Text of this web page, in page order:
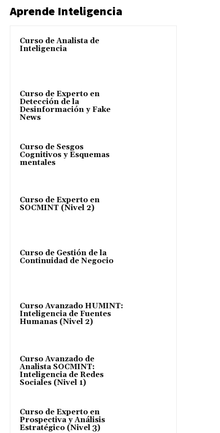
Aprende Inteligencia
Curso de Analista de
Inteligencia
Curso de Experto en
Detección de la
Desinformación y Fake
News
Curso de Sesgos
Cognitivos y Esquemas
mentales
Curso de Experto en
SOCMINT (Nivel 2)
Curso de Gestión de la
Continuidad de Negocio
Curso Avanzado HUMINT:
Inteligencia de Fuentes
Humanas (Nivel 2)
Curso Avanzado de
Analista SOCMINT:
Inteligencia de Redes
Sociales (Nivel 1)
Curso de Experto en
Prospectiva y Análisis
Estratégico (Nivel 3)